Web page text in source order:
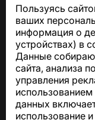
Пользуясь
ваших
информация о
устройствах) в
Данные
сайта, анализа
управления
данных
использование
Для запросов по
Центр поддержки
Новости и статьи
О проекте
Контакты